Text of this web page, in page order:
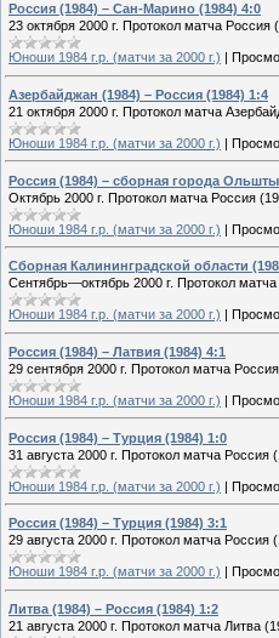
Россия (1984) – Сан-Марино (1984) 4:0
23 октября 2000 г. Протокол матча
Юноши 1984 г.р. (матчи за 2000 г.)
Азербайджан (1984) – Россия (1984) 1:4
21 октября 2000 г. Протокол матча
Юноши 1984 г.р. (матчи за 2000 г.) |
Россия (1984) – сборная города
Октябрь 2000 г. Протокол матча Россия
Юноши 1984 г.р. (матчи за 2000 г.) |
Сборная Калининградской области
Сентябрь—октябрь 2000 г. Протокол
Юноши 1984 г.р. (матчи за 2000 г.)
Россия (1984) – Латвия (1984) 4:1
29 сентября 2000 г. Протокол матча
Юноши 1984 г.р. (матчи за 2000 г.) |
Россия (1984) – Турция (1984) 1:0
31 августа 2000 г. Протокол матча Россия
Юноши 1984 г.р. (матчи за 2000 г.) |
Россия (1984) – Турция (1984) 3:1
29 августа 2000 г. Протокол матча Россия
Юноши 1984 г.р. (матчи за 2000 г.) |
Литва (1984) – Россия (1984) 1:2
21 августа 2000 г. Протокол матча Литва